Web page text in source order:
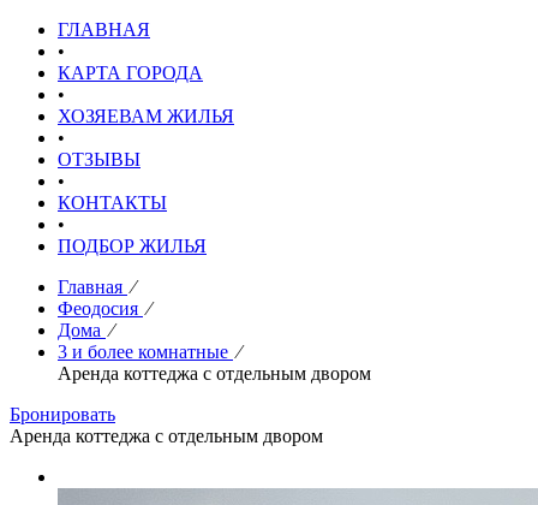
ГЛАВНАЯ
•
КАРТА ГОРОДА
•
ХОЗЯЕВАМ ЖИЛЬЯ
•
ОТЗЫВЫ
•
КОНТАКТЫ
•
ПОДБОР ЖИЛЬЯ
Главная ⁄
Феодосия ⁄
Дома ⁄
3 и более комнатные ⁄
Аренда коттеджа с отдельным двором
Бронировать
Аренда коттеджа с отдельным двором